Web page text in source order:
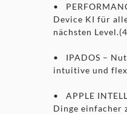
•
Device KI für
nächsten
• IPADOS –
intuitive und
• APPLE
Dinge einfacher